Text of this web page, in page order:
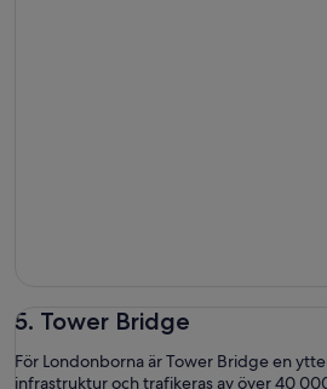
5. Tower Bridge
För Londonborna är Tower Bridge en
infrastruktur och trafikeras av över 40